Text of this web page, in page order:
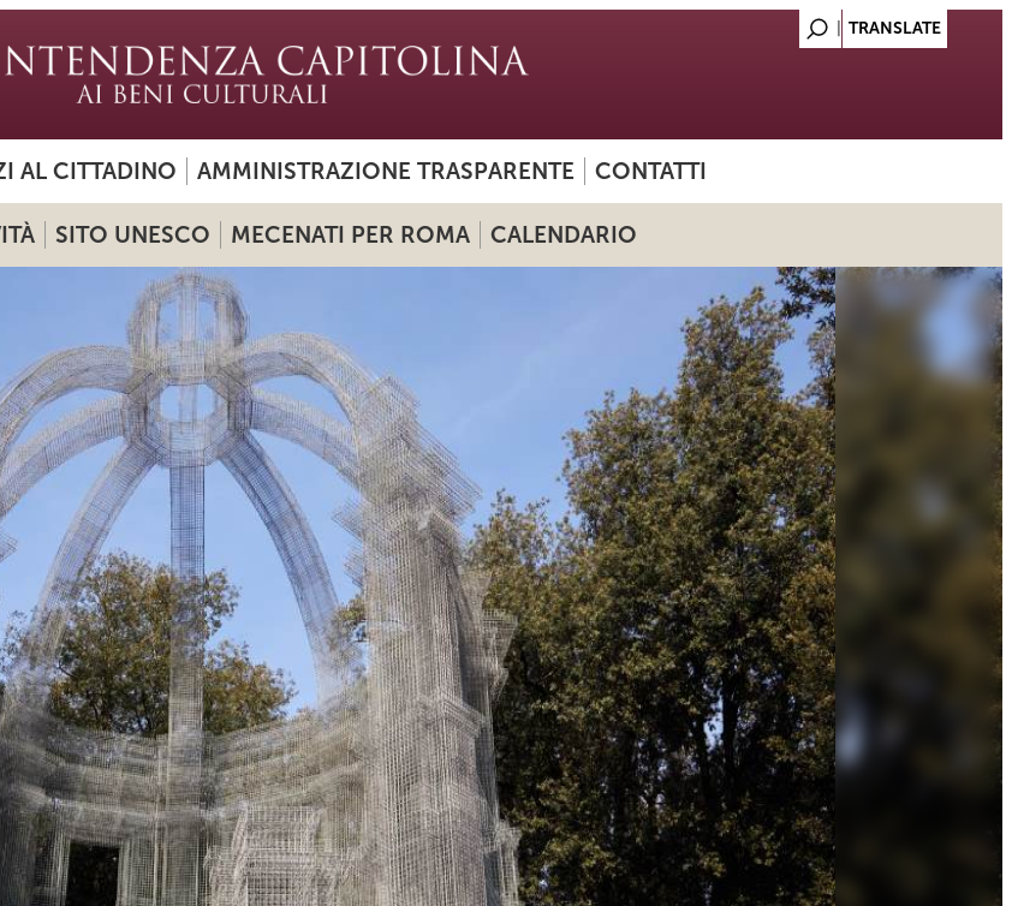
AL CITTADINO AMMINISTRAZIONE TRASPARENTE CONTATTI
SITO UNESCO MECENATI PER ROMA CALENDARIO